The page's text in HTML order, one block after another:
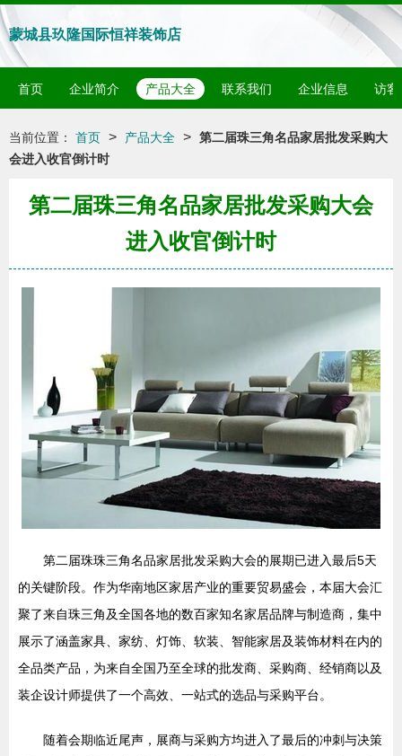
蒙城县玖隆国际恒祥装饰店
首页 企业简介 产品大全 联系我们 企业信息 访客
当前位置： 首页 > 产品大全 > 第二届珠三角名品家居批发采购大
会进入收官倒计时
第二届珠三角名品家居批发采购大会
进入收官倒计时
第二届珠珠三角名品家居批发采购大会的展期已进入最后5天
的关键阶段。作为华南地区家居产业的重要贸易盛会，本届大会汇
聚了来自珠三角及全国各地的数百家知名家居品牌与制造商，集中
展示了涵盖家具、家纺、灯饰、软装、智能家居及装饰材料在内的
全品类产品，为来自全国乃至全球的批发商、采购商、经销商以及
装企设计师提供了一个高效、一站式的选品与采购平台。
随着会期临近尾声，展商与采购方均进入了最后的冲刺与决策